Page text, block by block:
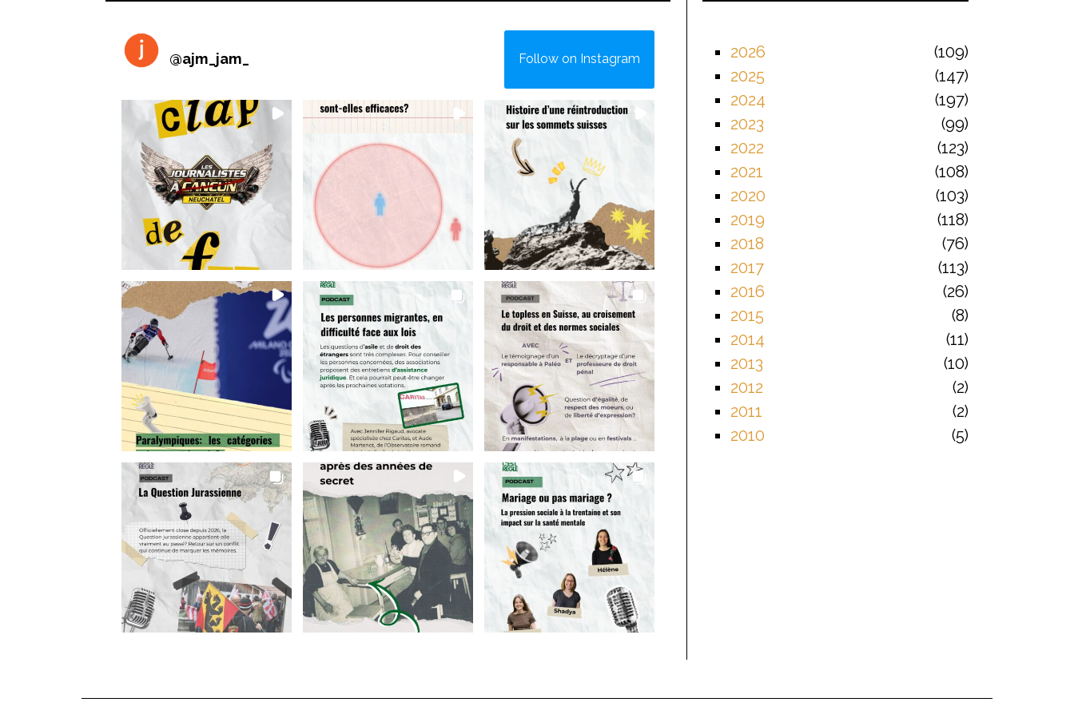
@ajm_jam_ Follow on Instagram 2026
109
2025
147
2024
197
2023
99
2022
123
2021
108
2020
103
2019
118
2018
76
2017
113
2016
26
2015
8
2014
11
2013
10
2012
2
2011
2
2010
5